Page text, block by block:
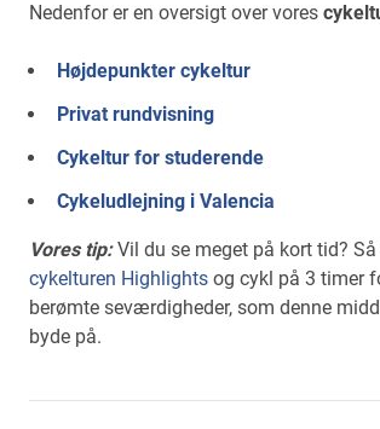
Nedenfor er en oversigt over vores
Højdepunkter cykeltur
Privat rundvisning
Cykeltur for studerende
Cykeludlejning i Valencia
Vores tip:Vil du se meget på kort tid?
cykelturen Highlights og cykl på 3 timer
berømte seværdigheder, som denne
byde på.